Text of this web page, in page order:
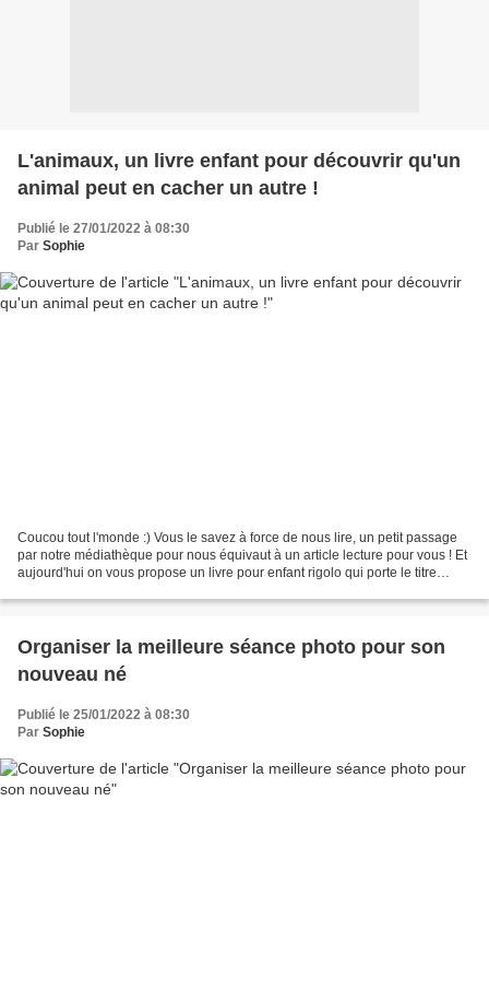
L'animaux, un livre enfant pour découvrir qu'un
animal peut en cacher un autre !
Publié le 27/01/2022 à 08:30
Par Sophie
Coucou tout l'monde :) Vous le savez à force de nous lire, un petit passage
par notre médiathèque pour nous équivaut à un article lecture pour vous ! Et
aujourd'hui on vous propose un livre pour enfant rigolo qui porte le titre
Organiser la meilleure séance photo pour son
nouveau né
Publié le 25/01/2022 à 08:30
Par Sophie